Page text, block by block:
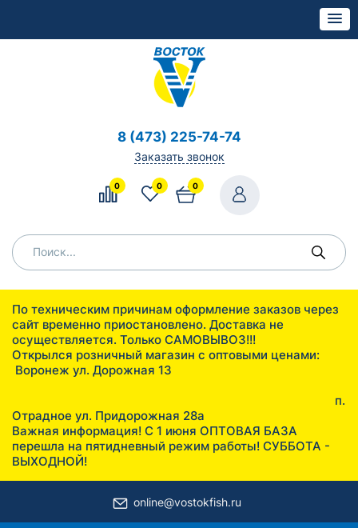
8 (473) 225-74-74
Заказать звонок
0 0 0
По техническим причинам оформление заказов через
сайт временно приостановлено. Доставка не
осуществляется. Только САМОВЫВОЗ!!!
Открылся розничный магазин с оптовыми ценами:
Воронеж ул. Дорожная 13
п.
Отрадное ул. Придорожная 28а
Важная информация! С 1 июня ОПТОВАЯ БАЗА
перешла на пятидневный режим работы! СУББОТА -
ВЫХОДНОЙ!
online@vostokfish.ru